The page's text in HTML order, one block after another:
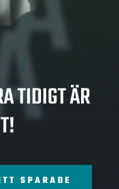
TIDIGT ÄR
SPARADE